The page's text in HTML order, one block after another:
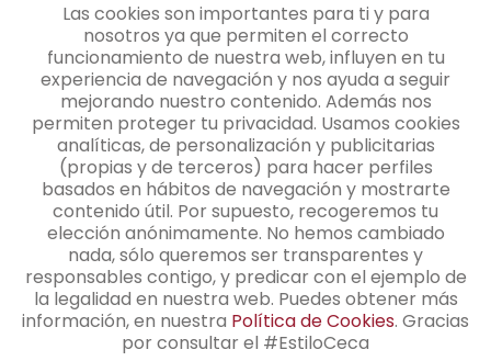
Santa Cruz de Tenerife
CONTACTO
Contacto
+34 91 345 48 25
info@cecamagan.com
Las cookies son importantes para ti y para
nosotros ya que permiten el correcto
funcionamiento de nuestra web, influyen en tu
experiencia de navegación y nos ayuda a seguir
mejorando nuestro contenido. Además nos
permiten proteger tu privacidad. Usamos cookies
analíticas, de personalización y publicitarias
(propias y de terceros) para hacer perfiles
basados en hábitos de navegación y mostrarte
contenido útil. Por supuesto, recogeremos tu
elección anónimamente. No hemos cambiado
nada, sólo queremos ser transparentes y
responsables contigo, y predicar con el ejemplo de
la legalidad en nuestra web. Puedes obtener más
información, en nuestra Política de Cookies. Gracias
por consultar el #EstiloCeca